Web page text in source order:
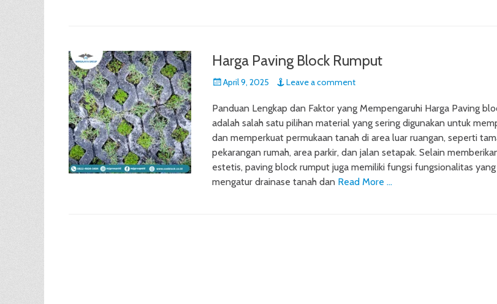
Harga Paving Block Rumput
Posted
April 9, 2025 Leave a comment
Panduan Lengkap dan Faktor yang Mempengaruhi Harga Paving
adalah salah satu pilihan material yang sering digunakan untuk
dan memperkuat permukaan tanah di area luar ruangan, seperti
pekarangan rumah, area parkir, dan jalan setapak. Selain
estetis, paving block rumput juga memiliki fungsi fungsionalitas
mengatur drainase tanah dan Read More …